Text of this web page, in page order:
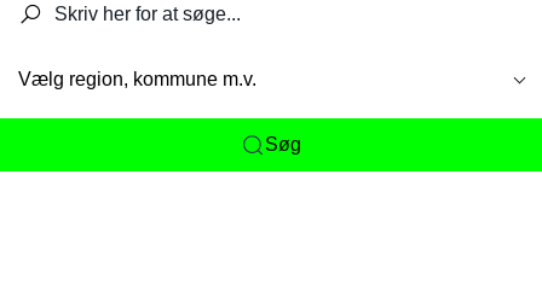
Vælg region, kommune m.v.
Søg